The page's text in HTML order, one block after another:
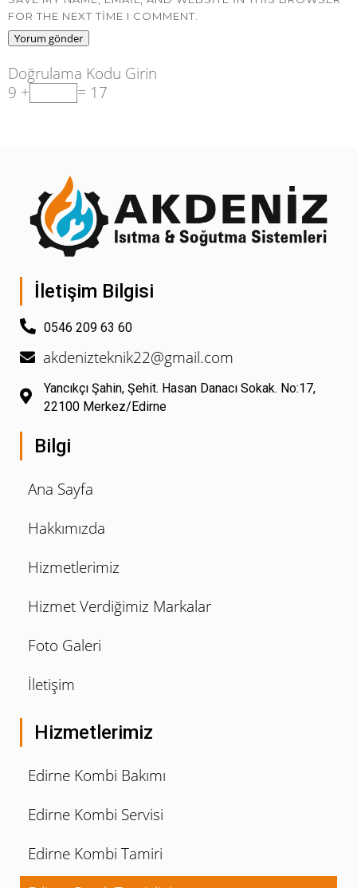
FOR THE NEXT TIME I COMMENT.
Doğrulama Kodu Girin
9 +
= 17
İletişim Bilgisi
0546 209 63 60
akdenizteknik22@gmail.com
Yancıkçı Şahin, Şehit. Hasan Danacı Sokak. No:17,
22100 Merkez/Edirne
Bilgi
Ana Sayfa
Hakkımızda
Hizmetlerimiz
Hizmet Verdiğimiz Markalar
Foto Galeri
İletişim
Hizmetlerimiz
Edirne Kombi Bakımı
Edirne Kombi Servisi
Edirne Kombi Tamiri